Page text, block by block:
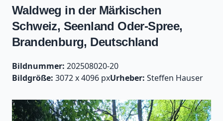
Waldweg in der Märkischen
Schweiz, Seenland Oder-Spree,
Brandenburg, Deutschland
Bildnummer: 202508020-20
Bildgröße: 3072 x 4096 pxUrheber: Steffen Hauser